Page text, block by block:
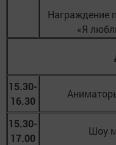
Награждение
«Я
15.30-
16.30
15.30-
17.00
Шоу